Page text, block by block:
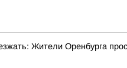
Жители Оренбурга